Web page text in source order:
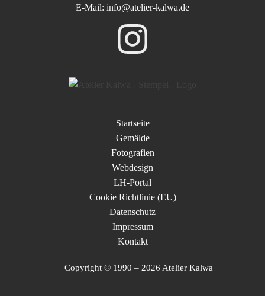
E-Mail: info@atelier-kalwa.de
Startseite
Gemälde
Fotografien
Webdesign
LH-Portal
Cookie Richtlinie (EU)
Datenschutz
Impressum
Kontakt
Copyright © 1990 – 2026 Atelier Kalwa